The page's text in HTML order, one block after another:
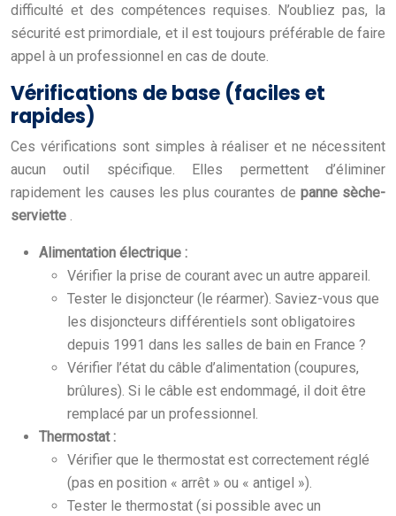
difficulté et des compétences requises. N’oubliez pas, la
sécurité est primordiale, et il est toujours préférable de faire
appel à un professionnel en cas de doute.
Vérifications de base (faciles et
rapides)
Ces vérifications sont simples à réaliser et ne nécessitent
aucun outil spécifique. Elles permettent d’éliminer
rapidement les causes les plus courantes de panne sèche-
serviette .
Alimentation électrique :
Vérifier la prise de courant avec un autre appareil.
Tester le disjoncteur (le réarmer). Saviez-vous que
les disjoncteurs différentiels sont obligatoires
depuis 1991 dans les salles de bain en France ?
Vérifier l’état du câble d’alimentation (coupures,
brûlures). Si le câble est endommagé, il doit être
remplacé par un professionnel.
Thermostat :
Vérifier que le thermostat est correctement réglé
(pas en position « arrêt » ou « antigel »).
Tester le thermostat (si possible avec un